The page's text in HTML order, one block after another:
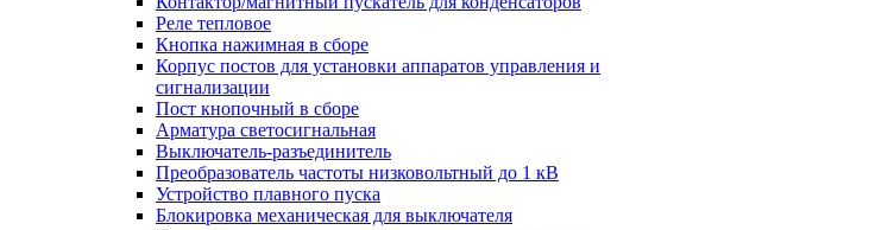
Реле тепловое
Кнопка нажимная в сборе
Корпус постов для установки аппаратов управления и
сигнализации
Пост кнопочный в сборе
Арматура светосигнальная
Выключатель-разъединитель
Преобразователь частоты низковольтный до 1 кВ
Устройство плавного пуска
Блокировка механическая для выключателя